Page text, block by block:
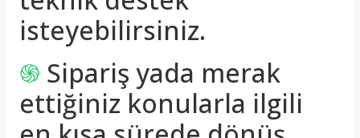
isteyebilirsiniz.
֍ Sipariş yada merak
ettiğiniz konularla ilgili